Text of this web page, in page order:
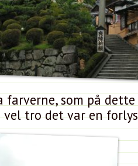
farverne, som på
tro det var en